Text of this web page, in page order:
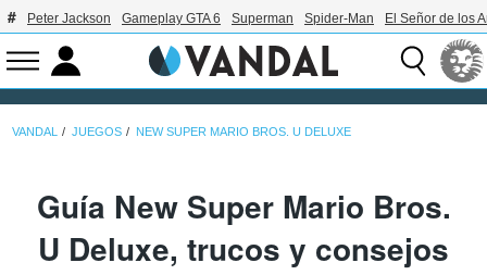
Peter Jackson Gameplay GTA 6 Superman Spider-Man El Señor de los
VANDAL JUEGOS NEW SUPER MARIO BROS. U DELUXE
Guía New Super Mario Bros.
U Deluxe, trucos y consejos